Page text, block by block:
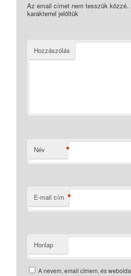
Az email címet nem tesszük közzé.
karakterrel jelöltük
Hozzászólás
Név *
E-mail cím *
Honlap
A nevem, email címem, és